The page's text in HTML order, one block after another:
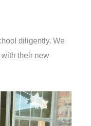
diligently. We
their new